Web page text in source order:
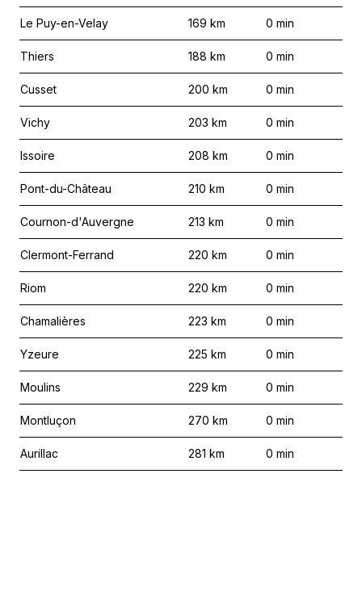
Le Puy-en-Velay 169 km 0 min
Thiers 188 km 0 min
Cusset 200 km 0 min
Vichy 203 km 0 min
Issoire 208 km 0 min
Pont-du-Château 210 km 0 min
Cournon-d'Auvergne 213 km 0 min
Clermont-Ferrand 220 km 0 min
Riom 220 km 0 min
Chamalières 223 km 0 min
Yzeure 225 km 0 min
Moulins 229 km 0 min
Montluçon 270 km 0 min
Aurillac 281 km 0 min